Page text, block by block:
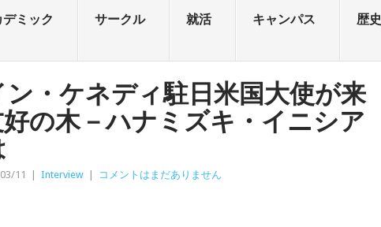
デミック サークル 就活 キャンパス 歴史
・ケネディ駐日米国大使が来
の木－ハナミズキ・イニシア
11 Interview コメントはまだありません